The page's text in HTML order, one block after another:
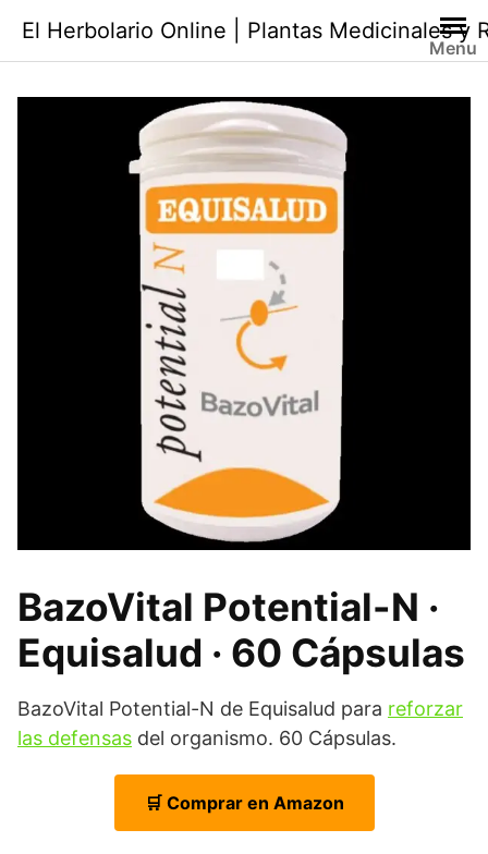
contenido
El Herbolario Online | Plantas Medicinales y
Menu
BazoVital Potential-N ·
Equisalud · 60 Cápsulas
BazoVital Potential-N de Equisalud para reforzar
las defensas del organismo. 60 Cápsulas.
🛒 Comprar en Amazon